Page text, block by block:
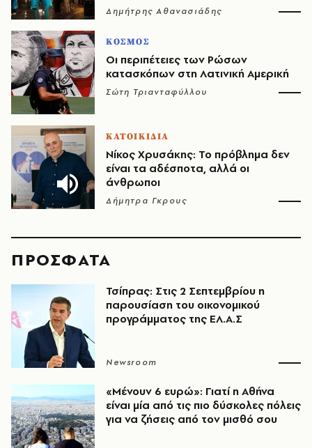
Δημήτρης Αθανασιάδης
ΚΟΣΜΟΣ
Οι περιπέτειες των Ρώσων
κατασκόπων στη Λατινική Αμερική
Σώτη Τριανταφύλλου
ΚΑΤΟΙΚΙΔΙΑ
Νίκος Χρυσάκης: Το πρόβλημα δεν
είναι τα αδέσποτα, αλλά οι
άνθρωποι
Δήμητρα Γκρους
ΠΡΟΣΦΑΤΑ
Τσίπρας: Στις 2 Σεπτεμβρίου η
παρουσίαση του οικονομικού
προγράμματος της ΕΛ.Α.Σ
Newsroom
«Μένουν 6 ευρώ»: Γιατί η Αθήνα
είναι μία από τις πιο δύσκολες πόλεις
για να ζήσεις από τον μισθό σου